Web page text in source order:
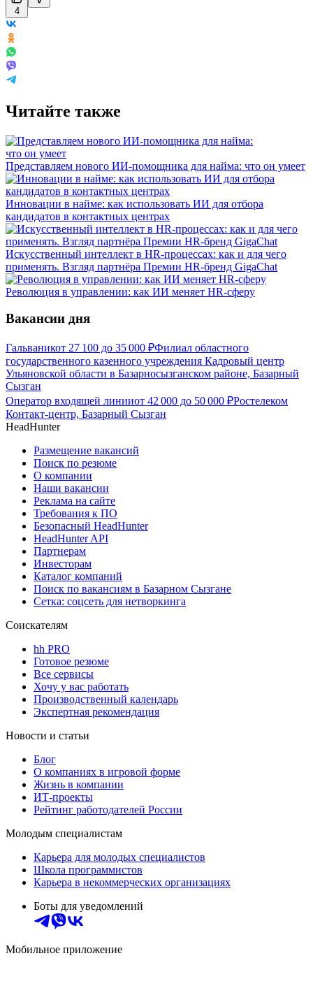
4
Читайте также
Представляем нового ИИ-помощника для найма: что он умеет
Инновации в найме: как использовать ИИ для отбора
кандидатов в контактных центрах
Искусственный интеллект в HR-процессах: как и для чего
применять. Взгляд партнёра Премии HR-бренд GigaChat
Революция в управлении: как ИИ меняет HR-сферу
Вакансии дня
Гальваникот 27 100 до 35 000 ₽Филиал областного
государственного казенного учреждения Кадровый центр
Ульяновской области в Базарносызганском районе, Базарный
Сызган
Оператор входящей линииот 42 000 до 50 000 ₽Ростелеком
Контакт-центр, Базарный Сызган
HeadHunter
Размещение вакансий
Поиск по резюме
О компании
Наши вакансии
Реклама на сайте
Требования к ПО
Безопасный HeadHunter
HeadHunter API
Партнерам
Инвесторам
Каталог компаний
Поиск по вакансиям в Базарном Сызгане
Сетка: соцсеть для нетворкинга
Соискателям
hh PRO
Готовое резюме
Все сервисы
Хочу у вас работать
Производственный календарь
Экспертная рекомендация
Новости и статьи
Блог
О компаниях в игровой форме
Жизнь в компании
ИТ-проекты
Рейтинг работодателей России
Молодым специалистам
Карьера для молодых специалистов
Школа программистов
Карьера в некоммерческих организациях
Боты для уведомлений
Мобильное приложение